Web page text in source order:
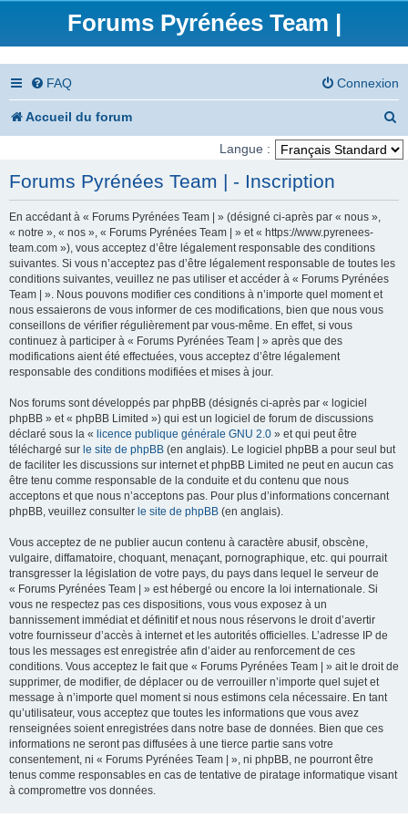
Forums Pyrénées Team |
FAQ Connexion
Accueil du forum
e
h
Langue :
Forums Pyrénées Team | - Inscription
En accédant à « Forums Pyrénées Team | » (désigné ci-après par « nous »,
« notre », « nos », « Forums Pyrénées Team | » et « https://www.pyrenees-
team.com »), vous acceptez d’être légalement responsable des conditions
suivantes. Si vous n’acceptez pas d’être légalement responsable de toutes les
conditions suivantes, veuillez ne pas utiliser et accéder à « Forums Pyrénées
Team | ». Nous pouvons modifier ces conditions à n’importe quel moment et
nous essaierons de vous informer de ces modifications, bien que nous vous
conseillons de vérifier régulièrement par vous-même. En effet, si vous
continuez à participer à « Forums Pyrénées Team | » après que des
modifications aient été effectuées, vous acceptez d’être légalement
responsable des conditions modifiées et mises à jour.
Nos forums sont développés par phpBB (désignés ci-après par « logiciel
phpBB » et « phpBB Limited ») qui est un logiciel de forum de discussions
déclaré sous la « licence publique générale GNU 2.0 » et qui peut être
téléchargé sur le site de phpBB (en anglais). Le logiciel phpBB a pour seul but
de faciliter les discussions sur internet et phpBB Limited ne peut en aucun cas
être tenu comme responsable de la conduite et du contenu que nous
acceptons et que nous n’acceptons pas. Pour plus d’informations concernant
phpBB, veuillez consulter le site de phpBB (en anglais).
Vous acceptez de ne publier aucun contenu à caractère abusif, obscène,
vulgaire, diffamatoire, choquant, menaçant, pornographique, etc. qui pourrait
transgresser la législation de votre pays, du pays dans lequel le serveur de
« Forums Pyrénées Team | » est hébergé ou encore la loi internationale. Si
vous ne respectez pas ces dispositions, vous vous exposez à un
bannissement immédiat et définitif et nous nous réservons le droit d’avertir
votre fournisseur d’accès à internet et les autorités officielles. L’adresse IP de
tous les messages est enregistrée afin d’aider au renforcement de ces
conditions. Vous acceptez le fait que « Forums Pyrénées Team | » ait le droit de
supprimer, de modifier, de déplacer ou de verrouiller n’importe quel sujet et
message à n’importe quel moment si nous estimons cela nécessaire. En tant
qu’utilisateur, vous acceptez que toutes les informations que vous avez
renseignées soient enregistrées dans notre base de données. Bien que ces
informations ne seront pas diffusées à une tierce partie sans votre
consentement, ni « Forums Pyrénées Team | », ni phpBB, ne pourront être
tenus comme responsables en cas de tentative de piratage informatique visant
à compromettre vos données.